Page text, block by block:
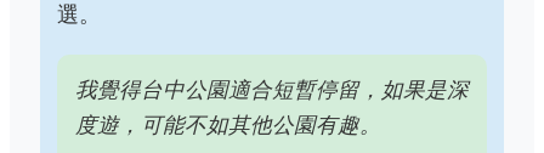
選。
我覺得台中公園適合短暫停留，如果是深
度遊，可能不如其他公園有趣。